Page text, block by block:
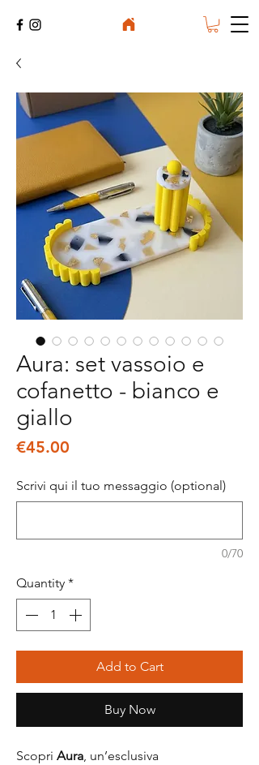
Aura: set vassoio e
cofanetto - bianco e
giallo
€45.00
Scrivi qui il tuo messaggio (optional)
0/70
Quantity *
Add to Cart
Buy Now
Scopri Aura, un’esclusiva